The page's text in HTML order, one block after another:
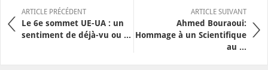
ARTICLE PRÉCÉDENT
Le 6e sommet UE-UA : un
sentiment de déjà-vu ou ...
ARTICLE SUIVANT
Ahmed Bouraoui:
Hommage à un Scientifique
au ...